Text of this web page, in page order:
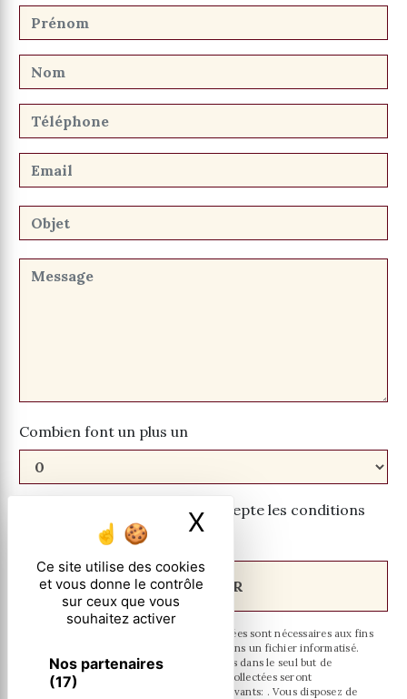
Ce site utilise des cookies
et vous donne le contrôle
sur ceux que vous
souhaitez activer
Nos partenaires
(17)
X Masquer le
Combien font un plus un
En cochant cette case, j'accepte les conditions
particulières ci-dessous **
ENVOYER
** Les données personnelles communiquées sont nécessaires aux fins
de vous contacter et sont enregistrées dans un fichier informatisé.
Elles sont destinées à et ses sous-traitants dans le seul but de
répondre à votre message. Les données collectées seront
communiquées aux seuls destinataires suivants: . Vous disposez de